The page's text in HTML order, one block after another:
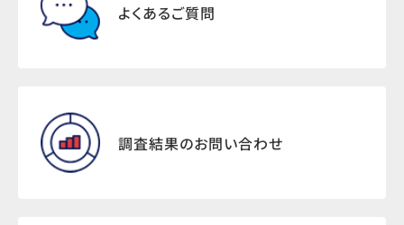
よくあるご質問
調査結果のお問い合わせ